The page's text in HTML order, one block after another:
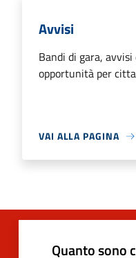
Avvisi
Bandi di gara,
opportunità per
VAI ALLA PAGINA
Quanto sono